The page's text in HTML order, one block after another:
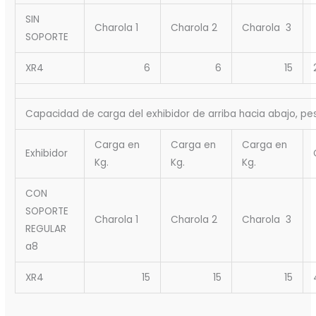
SIN
SOPORTE
Charola 1 Charola 2 Charola 3
XR4 6 6 15
Capacidad de carga del exhibidor de arriba hacia abajo,
Exhibidor
Carga en
Kg.
Carga en
Kg.
Carga en
Kg.
CON
SOPORTE
REGULAR
a8
Charola 1 Charola 2 Charola 3
XR4 15 15 15